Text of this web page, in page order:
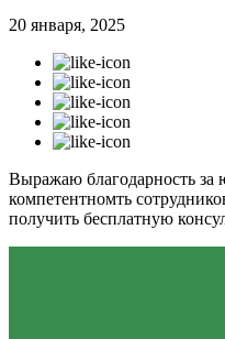
20 января, 2025
Выражаю благодарность
компетентномть
получить бесплатную